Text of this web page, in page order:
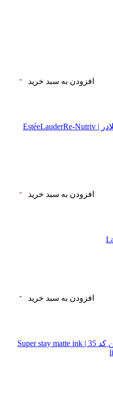
افزودن به سبد خرید
فوم شوینده آبرسان ری‌نوتریواستیلادر | EstéeLauderRe-Nutriv
افزودن به سبد خرید
افزودن به سبد خرید
رژ مایع مات سوپر استی‌ برندمیبلین کد 35 | Super stay matte ink